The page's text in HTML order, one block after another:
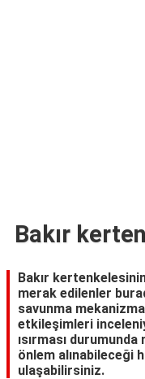
Bakır
Bakır kertenkelesinin
merak edilenler
savunma
etkileşimleri
ısırması
önlem alınabileceği
ulaşabilirsiniz.